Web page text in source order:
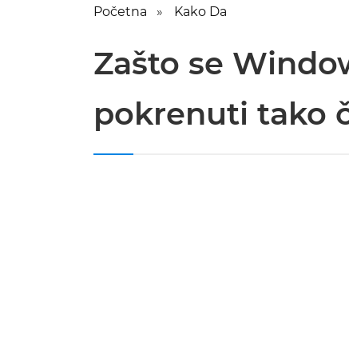
Početna Kako Da
Zašto se
pokrenuti tako